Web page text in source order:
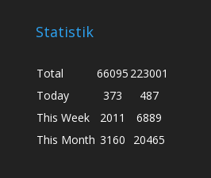
Statistik
Total 66095 223001
Today
373
487
This Week
2011
6889
This Month 3160 20465